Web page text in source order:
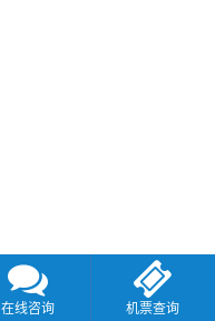
在线咨询 机票查询